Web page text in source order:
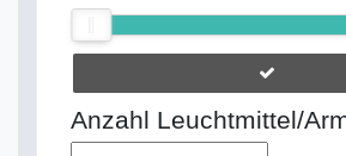
Anzahl Leuchtmittel/